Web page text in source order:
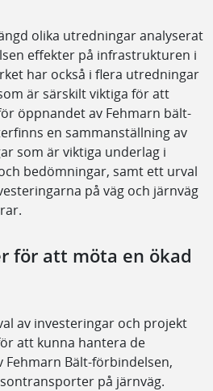
olika utredningar analyserat
effekter på infrastrukturen i
har också i flera utredningar
är särskilt viktiga för att
öppnandet av Fehmarn bält-
en sammanställning av
som är viktiga underlag i
bedömningar, samt ett urval
på väg och järnväg
för att möta en ökad
av investeringar och projekt
att kunna hantera de
Bält-förbindelsen,
på järnväg.